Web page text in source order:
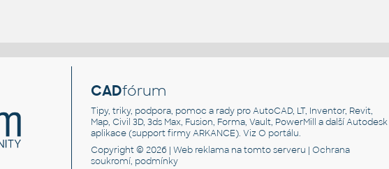
CADfórum
Tipy, triky, podpora, pomoc a rady pro AutoCAD, LT, Inventor, Revit,
Map, Civil 3D, 3ds Max, Fusion, Forma, Vault, PowerMill a další Autodesk
aplikace (support firmy ARKANCE). VizO portálu.
Copyright © 2026 |Web reklama na tomto serveru |Ochrana
soukromí, podmínky